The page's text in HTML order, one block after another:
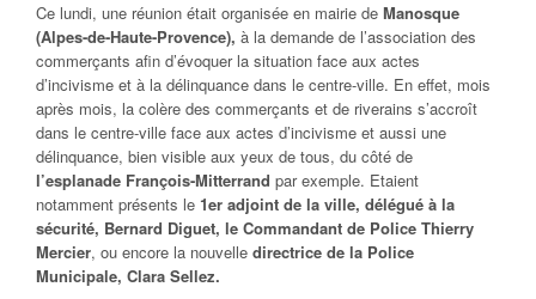
Ce lundi, une réunion était organisée en mairie de Manosque
(Alpes-de-Haute-Provence), à la demande de l’association des
commerçants afin d’évoquer la situation face aux actes
d’incivisme et à la délinquance dans le centre-ville. En effet, mois
après mois, la colère des commerçants et de riverains s’accroît
dans le centre-ville face aux actes d’incivisme et aussi une
délinquance, bien visible aux yeux de tous, du côté de
l’esplanade François-Mitterrand par exemple. Etaient
notamment présents le 1er adjoint de la ville, délégué à la
sécurité, Bernard Diguet, le Commandant de Police Thierry
Mercier, ou encore la nouvelle directrice de la Police
Municipale, Clara Sellez.